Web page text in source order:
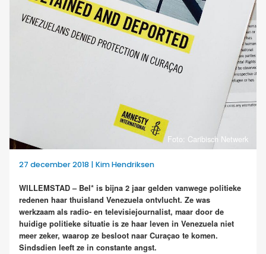
Foto: Caribisch Netwerk
27 december 2018 | Kim Hendriksen
WILLEMSTAD – Bel* is bijna 2 jaar gelden vanwege politieke
redenen haar thuisland Venezuela ontvlucht. Ze was
werkzaam als radio- en televisiejournalist, maar door de
huidige politieke situatie is ze haar leven in Venezuela niet
meer zeker, waarop ze besloot naar Curaçao te komen.
Sindsdien leeft ze in constante angst.